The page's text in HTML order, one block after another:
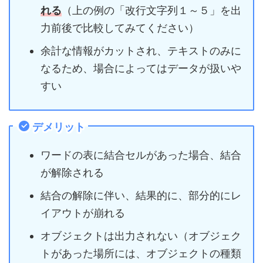
れる （上の例の「改行文字列１～５」を出
力前後で比較してみてください）
余計な情報がカットされ、テキストのみに
なるため、場合によってはデータが扱いや
すい
デメリット
ワードの表に結合セルがあった場合、結合
が解除される
結合の解除に伴い、結果的に、部分的にレ
イアウトが崩れる
オブジェクトは出力されない（オブジェク
トがあった場所には、オブジェクトの種類